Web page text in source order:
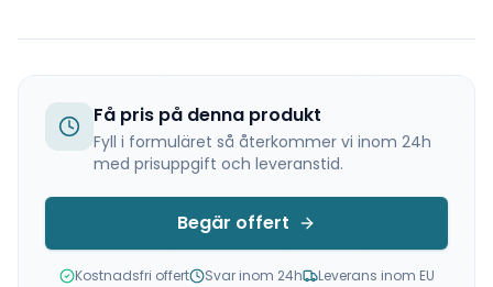
Få pris på denna produkt
Fyll i formuläret så återkommer vi inom 24h
med prisuppgift och leveranstid.
Begär offert
Kostnadsfri offert Svar inom 24h Leverans inom EU